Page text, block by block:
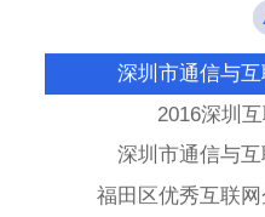
深圳市通信
深圳市通信与
2016深圳
深圳市通信与
福田区优秀互联